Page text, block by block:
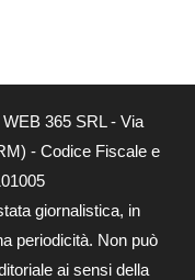
365 SRL - Via
- Codice Fiscale e
giornalistica, in
periodicità. Non può
ai sensi della